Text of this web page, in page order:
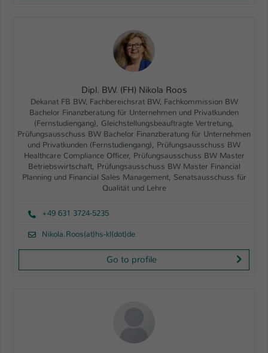
Dipl. BW. (FH) Nikola Roos
Dekanat FB BW, Fachbereichsrat BW, Fachkommission BW
Bachelor Finanzberatung für Unternehmen und Privatkunden
(Fernstudiengang), Gleichstellungsbeauftragte Vertretung,
Prüfungsausschuss BW Bachelor Finanzberatung für Unternehmen
und Privatkunden (Fernstudiengang), Prüfungsausschuss BW
Healthcare Compliance Officer, Prüfungsausschuss BW Master
Betriebswirtschaft, Prüfungsausschuss BW Master Financial
Planning und Financial Sales Management, Senatsausschuss für
Qualität und Lehre
+49 631 3724-5235
Nikola.Roos(at)hs-kl(dot)de
Go to profile